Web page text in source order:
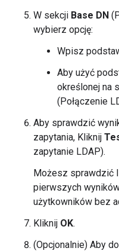
W sekcji Base DN
wybierz opcję:
Wpisz
Aby użyć
określonej na
(Połączenie
Aby sprawdzić
zapytania, Kliknij
zapytanie LDAP).
Możesz sprawdzić
pierwszych
użytkowników bez
Kliknij OK.
(Opcjonalnie) Aby